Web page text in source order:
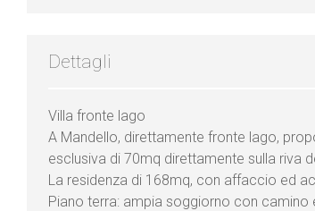
Dettagli
Villa fronte lago
A Mandello, direttamente fronte lago,
esclusiva di 70mq direttamente sulla riva
La residenza di 168mq, con affaccio ed
Piano terra: ampia soggiorno con camino